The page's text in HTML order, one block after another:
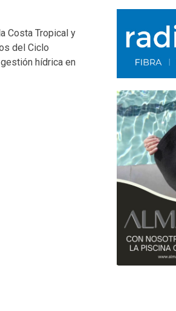
Costa Tropical y
del Ciclo
hídrica en